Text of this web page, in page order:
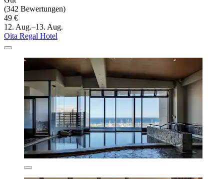
(342 Bewertungen)
49 €
12. Aug.–13. Aug.
Oita Regal Hotel